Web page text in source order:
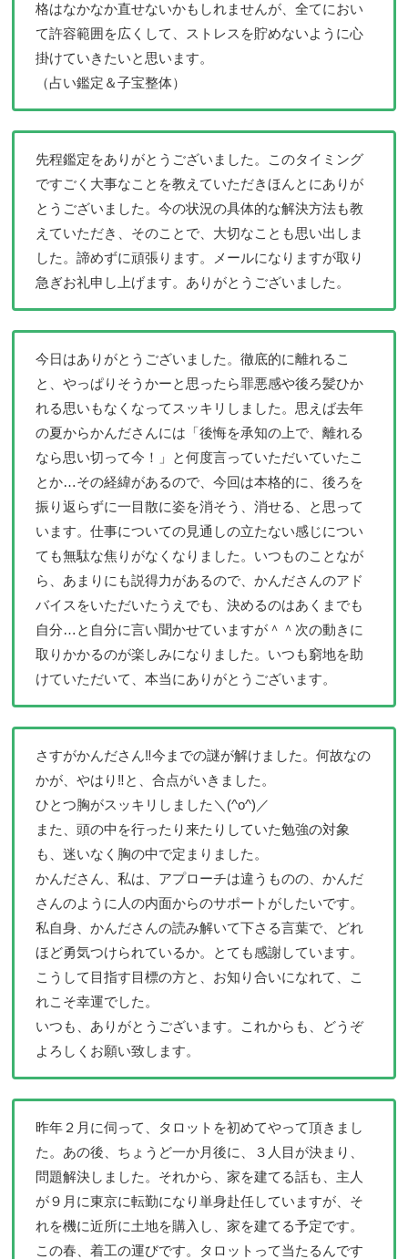
格はなかなか直せないかもしれませんが、全てにおい
て許容範囲を広くして、ストレスを貯めないように心
掛けていきたいと思います。
（占い鑑定＆子宝整体）
先程鑑定をありがとうございました。このタイミング
ですごく大事なことを教えていただきほんとにありが
とうございました。今の状況の具体的な解決方法も教
えていただき、そのことで、大切なことも思い出しま
した。諦めずに頑張ります。メールになりますが取り
急ぎお礼申し上げます。ありがとうございました。
今日はありがとうございました。徹底的に離れるこ
と、やっぱりそうかーと思ったら罪悪感や後ろ髪ひか
れる思いもなくなってスッキリしました。思えば去年
の夏からかんださんには「後悔を承知の上で、離れる
なら思い切って今！」と何度言っていただいていたこ
とか…その経緯があるので、今回は本格的に、後ろを
振り返らずに一目散に姿を消そう、消せる、と思って
います。仕事についての見通しの立たない感じについ
ても無駄な焦りがなくなりました。いつものことなが
ら、あまりにも説得力があるので、かんださんのアド
バイスをいただいたうえでも、決めるのはあくまでも
自分…と自分に言い聞かせていますが＾＾次の動きに
取りかかるのが楽しみになりました。いつも窮地を助
けていただいて、本当にありがとうございます。
さすがかんださん‼今までの謎が解けました。何故なの
かが、やはり‼と、合点がいきました。
ひとつ胸がスッキリしました＼(^o^)／
また、頭の中を行ったり来たりしていた勉強の対象
も、迷いなく胸の中で定まりました。
かんださん、私は、アプローチは違うものの、かんだ
さんのように人の内面からのサポートがしたいです。
私自身、かんださんの読み解いて下さる言葉で、どれ
ほど勇気つけられているか。とても感謝しています。
こうして目指す目標の方と、お知り合いになれて、こ
れこそ幸運でした。
いつも、ありがとうございます。これからも、どうぞ
よろしくお願い致します。
昨年２月に伺って、タロットを初めてやって頂きまし
た。あの後、ちょうど一か月後に、３人目が決まり、
問題解決しました。それから、家を建てる話も、主人
が９月に東京に転勤になり単身赴任していますが、そ
れを機に近所に土地を購入し、家を建てる予定です。
この春、着工の運びです。タロットって当たるんです